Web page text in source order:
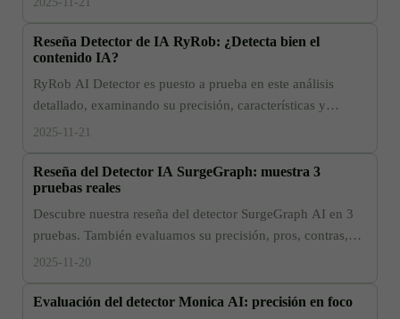
Reseña Detector de IA RyRob: ¿Detecta bien el
contenido IA?
RyRob AI Detector es puesto a prueba en este análisis
detallado, examinando su precisión, características y
limitaciones. ¡Descubra cómo funciona!
2025-11-21
Reseña del Detector IA SurgeGraph: muestra 3
pruebas reales
Descubre nuestra reseña del detector SurgeGraph AI en 3
pruebas. También evaluamos su precisión, pros, contras,
precio y alternativas.
2025-11-20
Evaluación del detector Monica AI: precisión en foco